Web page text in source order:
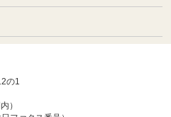
の1
）